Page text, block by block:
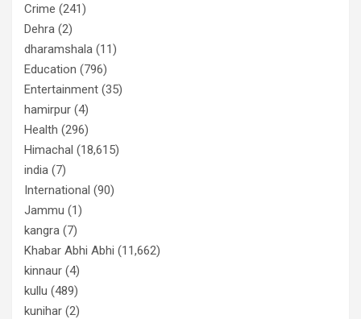
Crime (241)
Dehra (2)
dharamshala (11)
Education (796)
Entertainment (35)
hamirpur (4)
Health (296)
Himachal (18,615)
india (7)
International (90)
Jammu (1)
kangra (7)
Khabar Abhi Abhi (11,662)
kinnaur (4)
kullu (489)
kunihar (2)